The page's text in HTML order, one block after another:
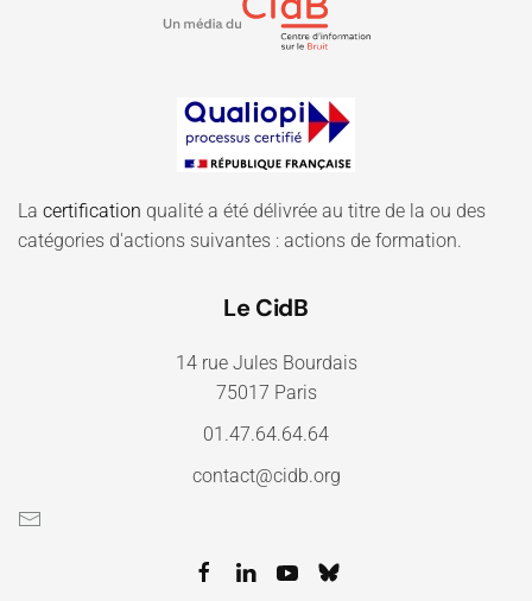
La certification qualité a été délivrée au titre de la ou des
catégories d'actions suivantes : actions de formation.
Le CidB
14 rue Jules Bourdais
75017 Paris
01.47.64.64.64
contact@cidb.org